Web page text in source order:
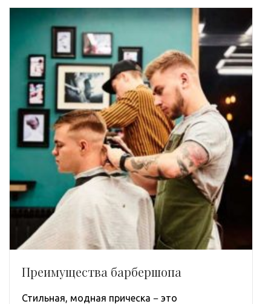
Преимущества барбершопа
Стильная, модная прическа − это